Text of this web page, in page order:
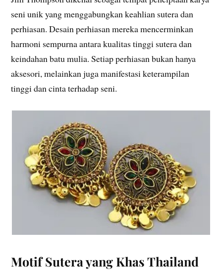
seni unik yang menggabungkan keahlian sutera dan
perhiasan. Desain perhiasan mereka mencerminkan
harmoni sempurna antara kualitas tinggi sutera dan
keindahan batu mulia. Setiap perhiasan bukan hanya
aksesori, melainkan juga manifestasi keterampilan
tinggi dan cinta terhadap seni.
Motif Sutera yang Khas Thailand